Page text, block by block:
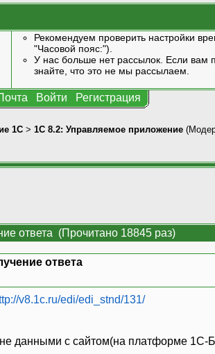
Рекомендуем проверить настройки
"Часовой пояс:").
У нас больше нет рассылок. Если вам
знайте, что это не мы рассылаем.
Войти Регистрация
1С > 1С 8.2: Управляемое приложение
ответа (Прочитано 18845 раз)
ответа
v8.1c.ru/edi/edi_stnd/131/
данными с сайтом(на платформе